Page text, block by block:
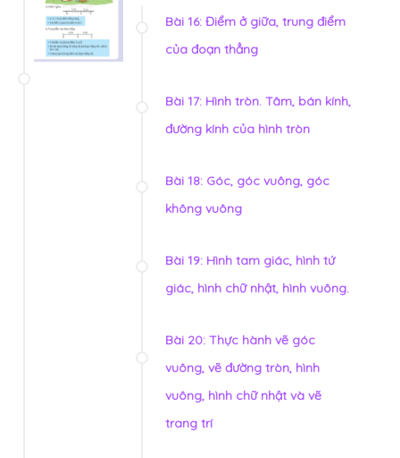
Bài 16: Điểm ở giữa, trung điểm
của đoạn thẳng
Bài 17: Hình tròn. Tâm, bán kính,
đường kính của hình tròn
Bài 18: Góc, góc vuông, góc
không vuông
Bài 19: Hình tam giác, hình tứ
giác, hình chữ nhật, hình vuông.
Bài 20: Thực hành vẽ góc
vuông, vẽ đường tròn, hình
vuông, hình chữ nhật và vẽ
trang trí